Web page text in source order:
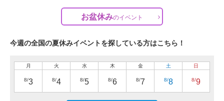
お盆休みのイベント
今週の全国の夏休みイベントを探している方はこちら！
月
8/3
火
8/4
水
8/5
木
8/6
金
8/7
土
8/8
日
8/9